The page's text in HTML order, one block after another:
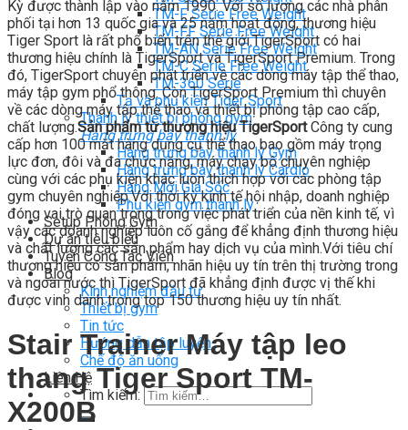
TM-F Serie Free Weight
TM-FF Serie Free Weight
TM-AN Serie Free Weight
TM-C Serie Free Weight
TM-360 Serie
Tạ và phụ kiện Tiger Sport
Thanh lý thiết bị phòng gym
Hàng trưng bày thanh lý
Hàng trưng bày thanh lý Gym
Hàng trưng bày thanh lý Cardio
Hàng Mới Giá Sốc
Phụ kiện gym thanh lý
Setup Phòng Gym
Dự án tiêu biểu
Tuyển Cộng Tác Viên
Blog
Kinh nghiệm đầu tư
Thiết bị gym
Tin tức
Hướng dẫn tập luyện
Chế độ ăn uống
Liên Hệ
Tìm kiếm:
Kỳ được thành lập vào năm 1990. Với số lượng các nhà phân
phối tại hơn 13 quốc gia và 25 năm hoạt động, thương hiệu
Tiger Sport là rất phổ biến trên thế giới.TigerSport có hai
thương hiệu chính là TigerSport và TigerSport Premium. Trong
đó, TigerSport chuyên phát triển về các dòng máy tập thể thao,
máy tập gym phổ thông. Còn TigerSport Premium thì chuyên
về các dòng máy tập thể thao và thiết bị phòng tập cao cấp,
chất lượng.Sản phẩm từ thương hiệu TigerSportCông ty cung
cấp hơn 100 mặt hàng dụng cụ thể thao bao gồm máy trọng
lực đơn, đôi và đa chức năng, máy chạy bộ chuyên nghiệp
cùng với các phụ kiện khác luôn thích hợp với các phòng tập
gym chuyên nghiệp.Với thời kỳ kinh tế hội nhập, doanh nghiệp
đóng vai trò quan trọng trong việc phát triển của nền kinh tế, vì
vậy các doanh nghiệp luôn cố gắng để khẳng định thương hiệu
và chất lượng các sản phẩm hay dịch vụ của mình.Với tiêu chí
thương hiệu có sản phẩm, nhãn hiệu uy tín trên thị trường trong
và ngoài nước thì TigerSport đã khẳng định được vị thế khi
được vinh danh trong top 150 thương hiệu uy tín nhất.
Stair Trainer Máy tập leo
thang Tiger Sport TM-
X200B